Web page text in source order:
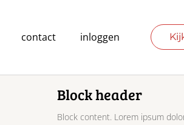
contact inloggen
Block header
Block content. Lorem ipsum